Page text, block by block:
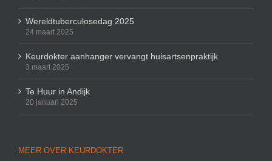
Wereldtuberculosedag 2025
24 maart 2025
Keurdokter aanhanger vervangt huisartsenpraktijk
3 maart 2025
Te Huur in Andijk
20 januari 2025
MEER OVER KEURDOKTER